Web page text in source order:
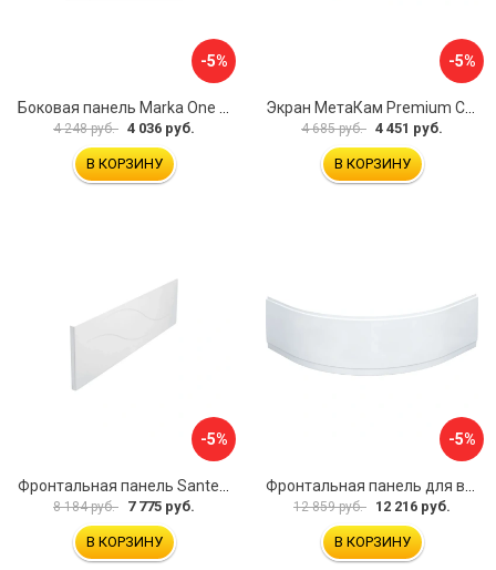
-5%
Боковая панель Marka One Flat 80 MG L 02бфл80мгл
4 248 руб. 4 036 руб.
В КОРЗИНУ
-5%
Экран МетаКам Premium Collection 4650208860133
4 685 руб. 4 451 руб.
В КОРЗИНУ
-5%
8 184 руб. 7 775 руб.
В КОРЗИНУ
-5%
12 859 руб. 12 216 руб.
В КОРЗИНУ